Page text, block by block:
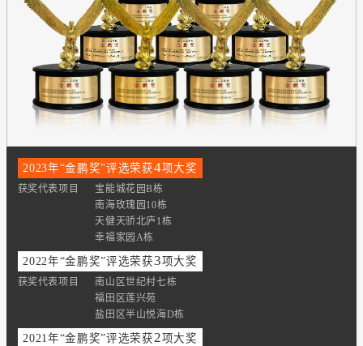
2023年“金鹏奖”评选荣获4项大奖
获奖代表项目
宝能城花园B栋
南海玫瑰园10栋
天健天骄北庐1栋
幸福家园A栋
2022年“金鹏奖”评选荣获3项大奖
获奖代表项目
南山区世纪村七栋
福田区莲兴苑
盐田区半山悦海D栋
2021年“金鹏奖”评选荣获2项大奖